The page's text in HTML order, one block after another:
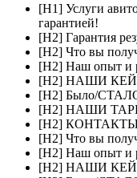
[H1] Услуги
гарантией!
[H2] Гарантия
[H2] Что вы
[H2] Наш опыт и
[H2] НАШИ
[H2] Было/
[H2] НАШИ
[H2]
[H2] Что вы
[H2] Наш опыт и
[H2] НАШИ